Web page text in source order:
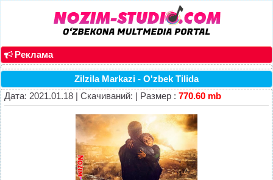
Реклама
Zilzila Markazi - O'zbek Tilida
Дата: 2021.01.18 | Скачиваний: | Размер : 770.60 mb